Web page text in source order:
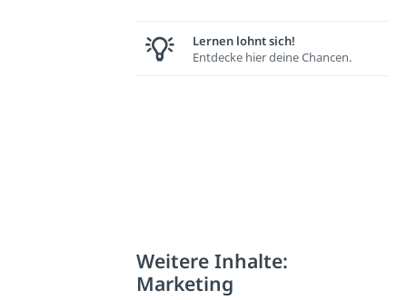
Lernen lohnt sich!
Entdecke hier deine Chancen.
Weitere Inhalte:
Marketing